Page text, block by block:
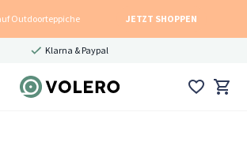
Outdoorteppiche JETZT SHOPPEN
Klarna & Paypal